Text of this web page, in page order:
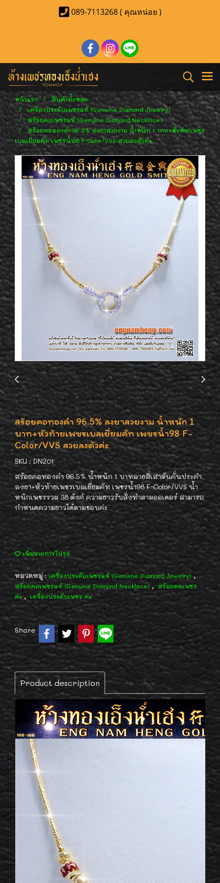
089-7113268 ( คุณหน่อย )
หน้าแรก
สินค้าทั้งหมด
เครื่องประดับเพชรแท้ (Genuine Diamond Jewelry)
สร้อยคอเพชรแท้ (Genuine Diamond Necklace)
สร้อยคอทองคำ 96.5% ลงยาสวยงาม น้ำหนัก 1 บาท+หัวท้ายเพชร
เบลเยี่ยมคัท เพชรน้ำ98 F-Color/VVS สวยลงตัวค่ะ
สร้อยคอทองคำ 96.5% ลงยาสวยงาม น้ำหนัก 1
บาท+หัวท้ายเพชรเบลเยี่ยมคัท เพชรน้ำ98 F-
Color/VVS สวยลงตัวค่ะ
SKU : DN201
สร้อยคอทองคำ 96.5% น้ำหนัก 1 บาทลายสี่เสาตันคั่นประคำ
ลงยา+หัวท้ายเพชรเบลเยี่ยมคัท เพชรน้ำ98 F-Color/VVS น้ำ
หนักเพชรรวม 38 ตังค์ ความยาวรับสั่งทำตามออเดอร์ สามารถ
กำหนดความยาวได้ตามชอบค่ะ
เพิ่มรายการโปรด
หมวดหมู่ : เครื่องประดับเพชรแท้ (Genuine Diamond Jewelry) ,
สร้อยคอเพชรแท้ (Genuine Diamond Necklace) , สร้อยคอเพชร
ค่ะ , เครื่องประดับเพชร ค่ะ
Share
Product description